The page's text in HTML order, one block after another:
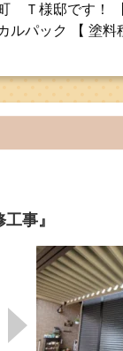
Ｔ様邸です！
ルパック 【 塗料
事』